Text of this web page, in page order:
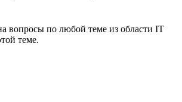
вопросы по любой теме из области IT
теме.